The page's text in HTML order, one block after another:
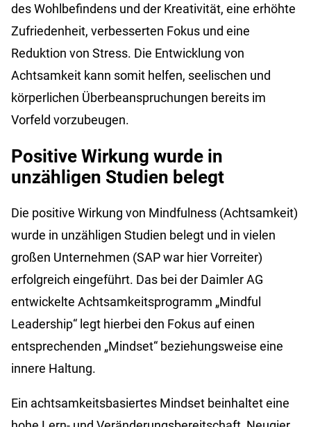
des Wohlbefindens und der Kreativität, eine erhöhte
Zufriedenheit, verbesserten Fokus und eine
Reduktion von Stress. Die Entwicklung von
Achtsamkeit kann somit helfen, seelischen und
körperlichen Überbeanspruchungen bereits im
Vorfeld vorzubeugen.
Positive Wirkung wurde in
unzähligen Studien belegt
Die positive Wirkung von Mindfulness (Achtsamkeit)
wurde in unzähligen Studien belegt und in vielen
großen Unternehmen (SAP war hier Vorreiter)
erfolgreich eingeführt. Das bei der Daimler AG
entwickelte Achtsamkeitsprogramm „Mindful
Leadership“ legt hierbei den Fokus auf einen
entsprechenden „Mindset“ beziehungsweise eine
innere Haltung.
Ein achtsamkeitsbasiertes Mindset beinhaltet eine